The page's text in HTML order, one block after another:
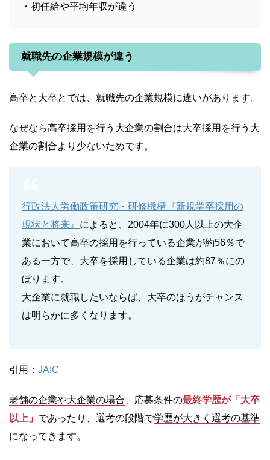
・初任給や平均年収が違う
就職先の企業規模が違う
高卒と大卒とでは、就職先の企業規模に違いがあります。
なぜなら高卒採用を行う大企業の割合は大卒採用を行う大
企業の割合より少ないためです。
行政法人労働政策研究・研修機構『新規学卒採用の
現状と将来』 によると、2004年に300人以上の大企
業において高卒の採用を行っている企業が約56％で
ある一方で、大卒を採用している企業は約87％にの
ぼります。
大企業に就職したいならば、大卒のほうがチャンス
は明らかに多くなります。
引用： JAIC
老舗の企業や大企業の場合 、応募条件の最終学歴が「大卒
以上」 であったり、選考の段階で学歴が大きく選考の基準
になってきます。